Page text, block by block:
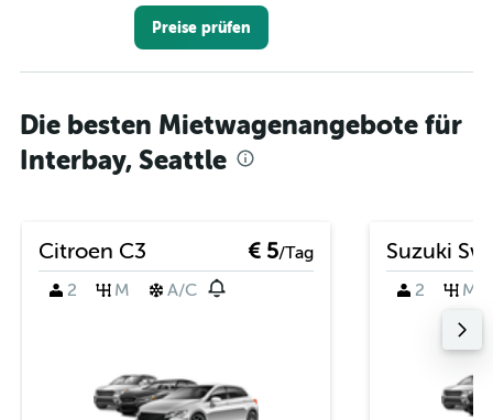
Preise prüfen
Die besten Mietwagenangebote für
Interbay, Seattle
Citroen C3 € 5/Tag
2
M A/C
Suzuki
2 M